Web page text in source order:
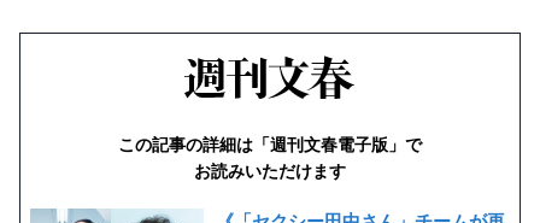
この記事の詳細は「週刊文春電子版」で
お読みいただけます